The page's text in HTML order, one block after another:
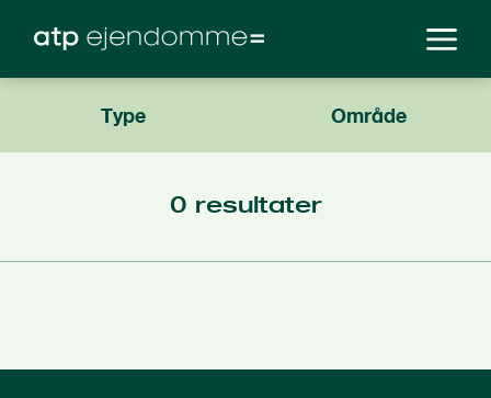
0 resultater
Type Område